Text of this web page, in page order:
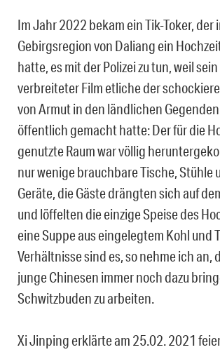
Im Jahr 2022 bekam ein Tik-Toker, der
Gebirgsregion von Daliang ein
hatte, es mit der Polizei zu tun, weil
verbreiteter Film etliche der
von Armut in den ländlichen
öffentlich gemacht hatte: Der für die
genutzte Raum war völlig
nur wenige brauchbare Tische, Stühle
Geräte, die Gäste drängten sich auf
und löffelten die einzige Speise des
eine Suppe aus eingelegtem Kohl und
Verhältnisse sind es, so nehme ich an,
junge Chinesen immer noch dazu
Schwitzbuden zu arbeiten.
Xi Jinping erklärte am 25.02. 2021